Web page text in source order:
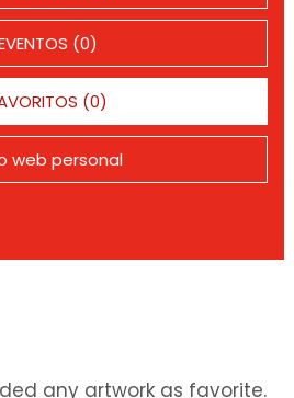
(0)
(0)
web personal
any artwork as favorite.